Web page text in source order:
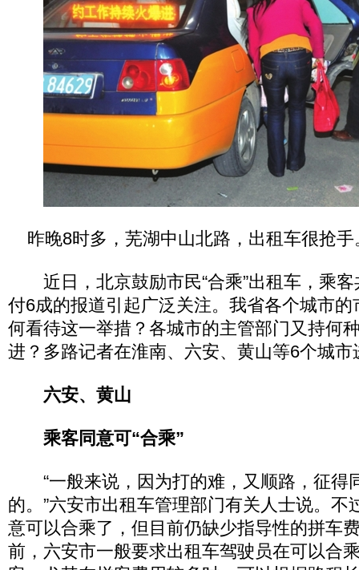
昨晚8时多，芜湖中山北路，出租车很抢
近日，北京鼓励市民“合乘”出租车，乘客
付6成的报道引起广泛关注。我省各个城市
何看待这一举措？各城市的主管部门又持何
进？多路记者在淮南、六安、黄山等6个城市
六安、黄山
乘客同意可“合乘”
“一般来说，因为打的难，又顺路，征得
的。”六安市出租车管理部门有关人士说。不
意可以合乘了，但目前仍缺少指导性的拼车
前，六安市一般要求出租车驾驶员在可以合